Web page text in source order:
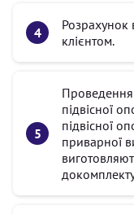
Розрахунок
клієнтом.
Проведення
підвісної
підвісної
приварної